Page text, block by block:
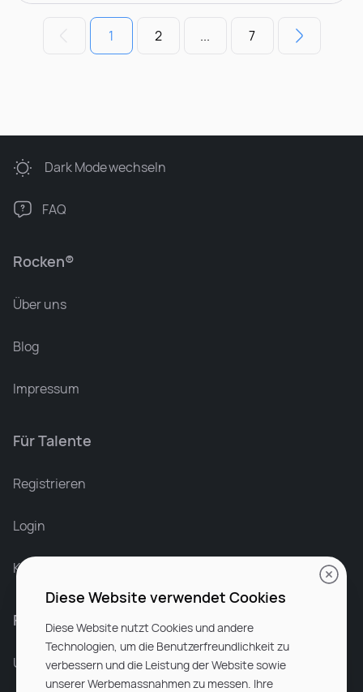
1 2 ... 7
Rocken®
Über uns
Blog
Impressum
Für Talente
Registrieren
Login
Karriere bei Rocken
Für Unternehmen
Unsere Dienstleistungen
Dark Modewechseln
FAQ
Diese Website verwendet Cookies
Diese Website nutzt Cookies und andere
Technologien, um die Benutzerfreundlichkeit zu
verbessern und die Leistung der Website sowie
unserer Werbemassnahmen zu messen. Ihre